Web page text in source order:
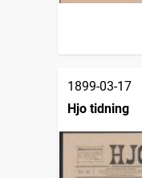
1899-03-17
Hjo tidning